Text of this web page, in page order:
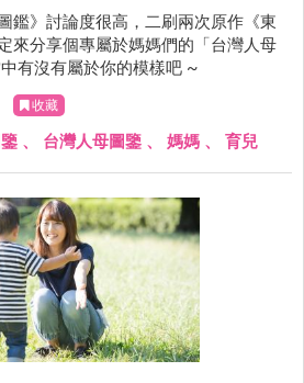
鑑》討論度很高，二刷兩次原作《東
來分享個專屬於媽媽們的「台灣人母
看看當中有沒有屬於你的模樣吧 ~
收藏
、 台灣人母圖鑒 、 媽媽 、 育兒